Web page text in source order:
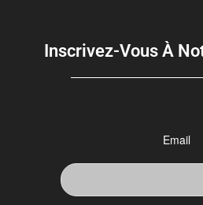
Inscrivez-Vous À
Email